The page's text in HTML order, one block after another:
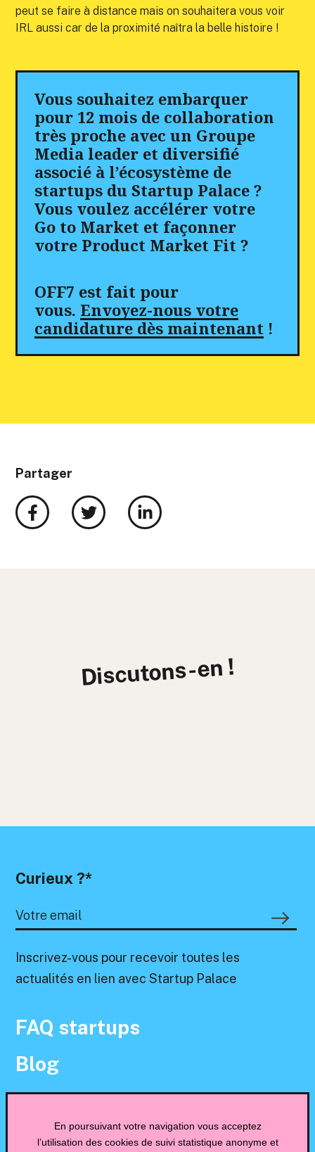
En poursuivant votre navigation vous acceptez
l’utilisation des cookies de suivi statistique anonyme et
peut se faire à distance mais on souhaitera vous voir
IRL aussi car de la proximité naîtra la belle histoire !
Vous souhaitez embarquer
pour 12 mois de collaboration
très proche avec un Groupe
Media leader et diversifié
associé à l’écosystème de
startups du Startup Palace ?
Vous voulez accélérer votre
Go to Market et façonner
votre Product Market Fit ?
OFF7 est fait pour
vous. Envoyez-nous votre
candidature dès maintenant !
Partager
Discutons-en !
Curieux ?*
Inscrivez-vous pour recevoir toutes les
actualités en lien avec Startup Palace
FAQ startups
Blog
Mentions légales